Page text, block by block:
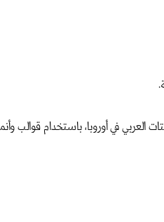
في أوروبا، باستخدام قوالب